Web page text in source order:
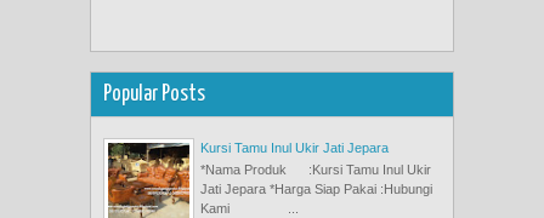
Popular Posts
Kursi Tamu Inul Ukir Jati Jepara
*Nama Produk :Kursi Tamu Inul Ukir
Jati Jepara *Harga Siap Pakai :Hubungi
Kami ...